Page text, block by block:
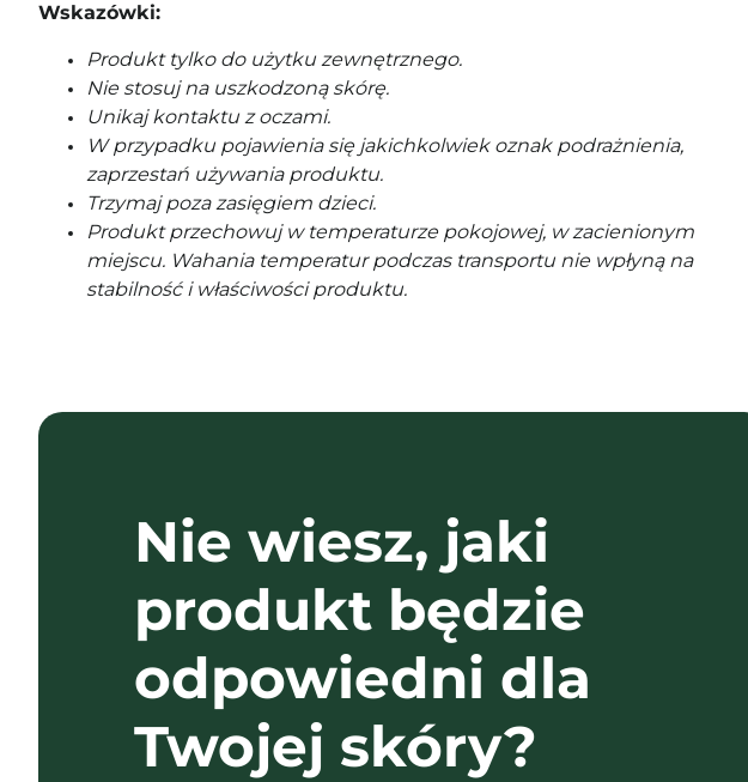
Wskazówki:
Produkt tylko do użytku zewnętrznego.
Nie stosuj na uszkodzoną skórę.
Unikaj kontaktu z oczami.
W przypadku pojawienia się jakichkolwiek oznak podrażnienia,
zaprzestań używania produktu.
Trzymaj poza zasięgiem dzieci.
Produkt przechowuj w temperaturze pokojowej, w zacienionym
miejscu. Wahania temperatur podczas transportu nie wpłyną na
stabilność i właściwości produktu.
Nie wiesz, jaki
produkt będzie
odpowiedni dla
Twojej skóry?